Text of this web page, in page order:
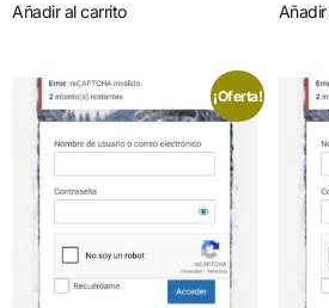
Añadir al carrito
¡Oferta!